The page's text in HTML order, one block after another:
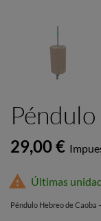
29,00 €
 Últimas
Péndulo Hebreo de Caoba